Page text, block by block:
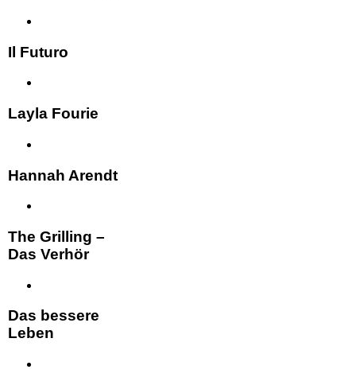
Il Futuro
Layla Fourie
Hannah Arendt
The Grilling –
Das Verhör
Das bessere
Leben